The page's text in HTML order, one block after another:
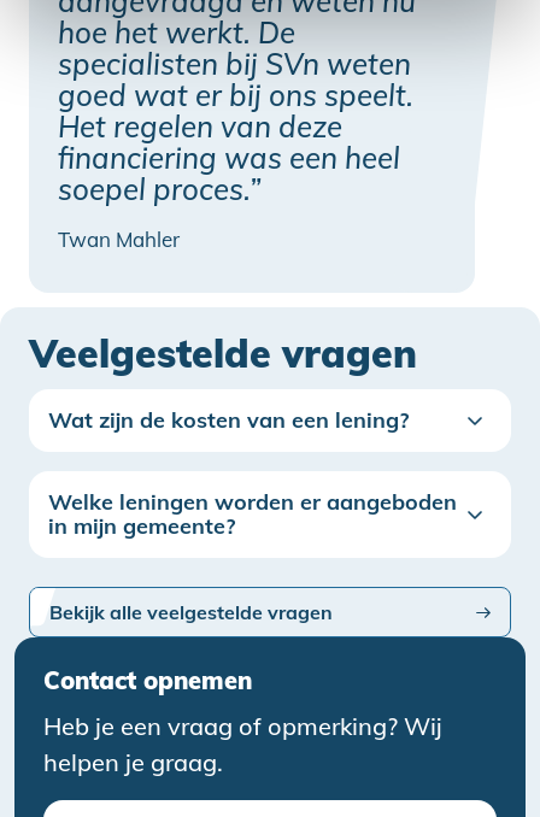
hoe het werkt. De
specialisten bij SVn weten
goed wat er bij ons speelt.
Het regelen van deze
financiering was een heel
soepel proces.”
Twan Mahler
Veelgestelde vragen
Wat zijn de kosten van een lening?
Welke leningen worden er aangeboden
in mijn gemeente?
Bekijk alle veelgestelde vragen
Contact opnemen
Heb je een vraag of opmerking? Wij
helpen je graag.